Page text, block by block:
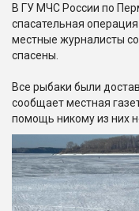
В ГУ МЧС России по
спасательная
местные журналисты
спасены.
Все рыбаки были
сообщает местная
помощь никому из них